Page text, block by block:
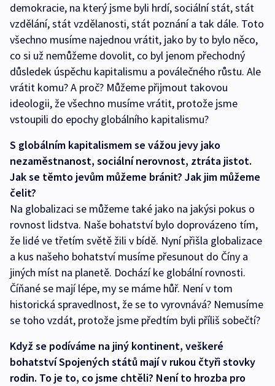
demokracie, na který jsme byli hrdí, sociální stát, stát
vzdělání, stát vzdělanosti, stát poznání a tak dále. Toto
všechno musíme najednou vrátit, jako by to bylo něco,
co si už nemůžeme dovolit, co byl jenom přechodný
důsledek úspěchu kapitalismu a poválečného růstu. Ale
vrátit komu? A proč? Můžeme přijmout takovou
ideologii, že všechno musíme vrátit, protože jsme
vstoupili do epochy globálního kapitalismu?
S globálním kapitalismem se vážou jevy jako
nezaměstnanost, sociální nerovnost, ztráta jistot.
Jak se těmto jevům můžeme bránit? Jak jim můžeme
čelit?
Na globalizaci se můžeme také jako na jakýsi pokus o
rovnost lidstva. Naše bohatství bylo doprovázeno tím,
že lidé ve třetím světě žili v bídě. Nyní přišla globalizace
a kus našeho bohatství musíme přesunout do Číny a
jiných míst na planetě. Dochází ke globální rovnosti.
Číňané se mají lépe, my se máme hůř. Není v tom
historická spravedlnost, že se to vyrovnává? Nemusíme
se toho vzdát, protože jsme předtím byli příliš sobečtí?
Když se podíváme na jiný kontinent, veškeré
bohatství Spojených států mají v rukou čtyři stovky
rodin. To je to, co jsme chtěli? Není to hrozba pro